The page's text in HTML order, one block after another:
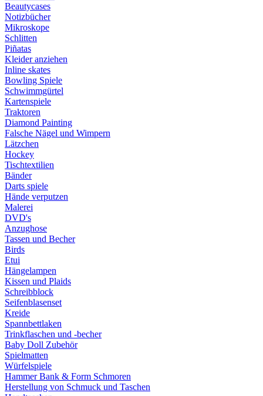
Beautycases
Notizbücher
Mikroskope
Schlitten
Piñatas
Kleider anziehen
Inline skates
Bowling Spiele
Schwimmgürtel
Kartenspiele
Traktoren
Diamond Painting
Falsche Nägel und Wimpern
Lätzchen
Hockey
Tischtextilien
Bänder
Darts spiele
Hände verputzen
Malerei
DVD's
Anzughose
Tassen und Becher
Birds
Etui
Hängelampen
Kissen und Plaids
Schreibblock
Seifenblasenset
Kreide
Spannbettlaken
Trinkflaschen und -becher
Baby Doll Zubehör
Spielmatten
Würfelspiele
Hammer Bank & Form Schmoren
Herstellung von Schmuck und Taschen